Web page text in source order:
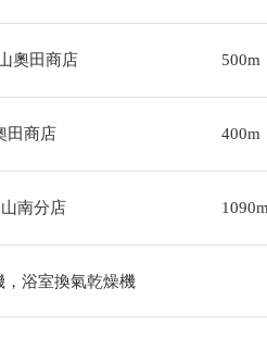
奧田商店 500m
田商店 400m
南分店 1090m
浴室換氣乾燥機